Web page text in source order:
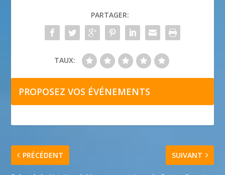
PARTAGER:
TAUX:
PROPOSEZ VOS ÉVÉNEMENTS
PRÉCÉDENT SUIVANT